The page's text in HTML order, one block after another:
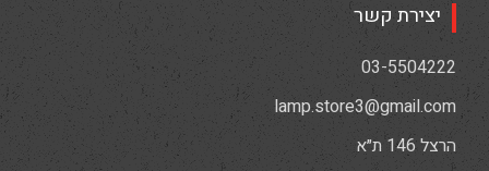
יצירת קשר
03-5504222
lamp.store3@gmail.com
הרצל 146 ת״א